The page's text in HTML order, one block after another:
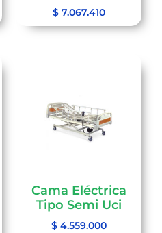
$7.067.410
Cama Eléctrica
Tipo Semi Uci
$4.559.000